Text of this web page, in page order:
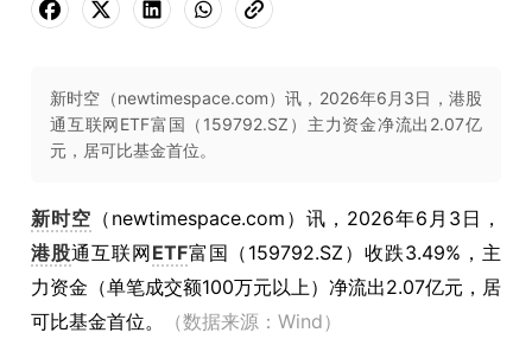
新时空（newtimespace.com）讯，2026年6月3日，港股
通互联网ETF富国（159792.SZ）主力资金净流出2.07亿
元，居可比基金首位。
新时空 （ newtimespace.com ）讯， 2026年6月3日，
港股通互联网ETF富国（159792.SZ）收跌3.49%，主
力资金（单笔成交额100万元以上）净流出2.07亿元，居
可比基金首位。
（数据来源：Wind）